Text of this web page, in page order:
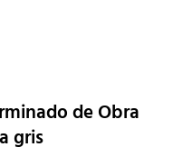
de Obra
gris